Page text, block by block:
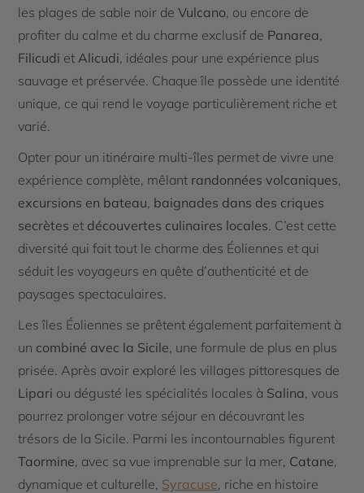
les plages de sable noir deVulcano, ou encore de
profiter du calme et du charme exclusif de Panarea,
Filicudi et Alicudi, idéales pour une expérience plus
sauvage et préservée. Chaque île possède une identité
unique, ce qui rend le voyage particulièrement riche et
varié.
Opter pour un itinéraire multi-îles permet de vivre une
expérience complète, mêlant randonnées volcaniques,
excursions en bateau, baignades dans des criques
secrètes et découvertes culinaires locales. C’est cette
diversité qui fait tout le charme des Éoliennes et qui
séduit les voyageurs en quête d’authenticité et de
paysages spectaculaires.
Les îles Éoliennes se prêtent également parfaitement à
un combiné avec la Sicile, une formule de plus en plus
prisée. Après avoir exploré les villages pittoresques de
Lipari ou dégusté les spécialités locales à Salina, vous
pourrez prolonger votre séjour en découvrant les
trésors de la Sicile. Parmi les incontournables figurent
Taormine, avec sa vue imprenable sur la mer, Catane,
dynamique et culturelle, Syracuse, riche en histoire